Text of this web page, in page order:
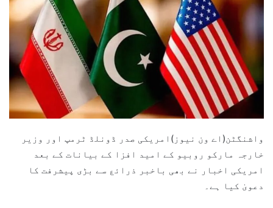
واشنگٹن(اے ون نیوز)امریکی صدر ڈونلڈ ٹرمپ اور وزیر
خارجہ مارکو روبیو کے امید افزا کے بیانات کے بعد
امریکی اخبار نے بھی باخبر ذرائع سے بڑی پیشرفت کا
دعویٰ کیا ہے۔